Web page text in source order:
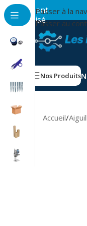
Passer à la
Passer au
Paiement
sécurisé
Nos Produits
Accueil/